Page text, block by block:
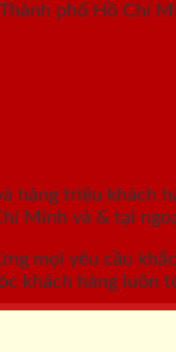
phố Hồ Chí
hàng triệu khách
Minh và & tại
mọi yêu cầu
khách hàng luôn